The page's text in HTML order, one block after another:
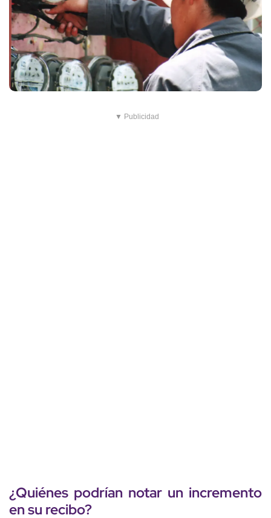
▼ Publicidad
¿Quiénes podrían notar un incremento
en su recibo?